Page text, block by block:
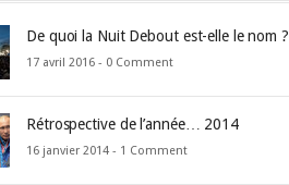
De quoi la Nuit Debout est-elle le nom ?
17 avril 2016 - 0 Comment
Rétrospective de l’année… 2014
16 janvier 2014 - 1 Comment